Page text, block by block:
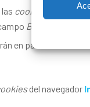
cookies
Buscar cookies
en pantalla una o
del navegador